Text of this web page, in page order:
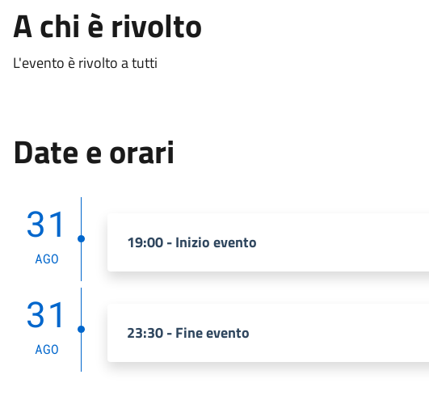
A chi è rivolto
L'evento è rivolto a tutti
Date e orari
31
AGO
19:00 - Inizio evento
31
AGO
23:30 - Fine evento